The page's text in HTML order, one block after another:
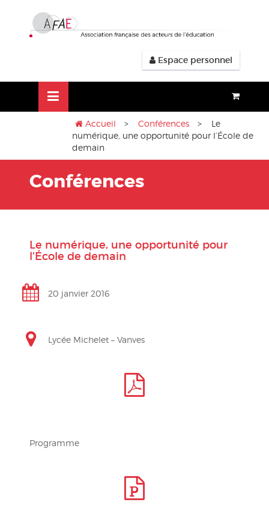
contenu
Espace personnel
Accueil > Conférences
> Le
numérique, une opportunité pour l’École de
demain
Conférences
Le numérique, une opportunité pour
l’École de demain
20 janvier 2016
Lycée Michelet – Vanves
Programme